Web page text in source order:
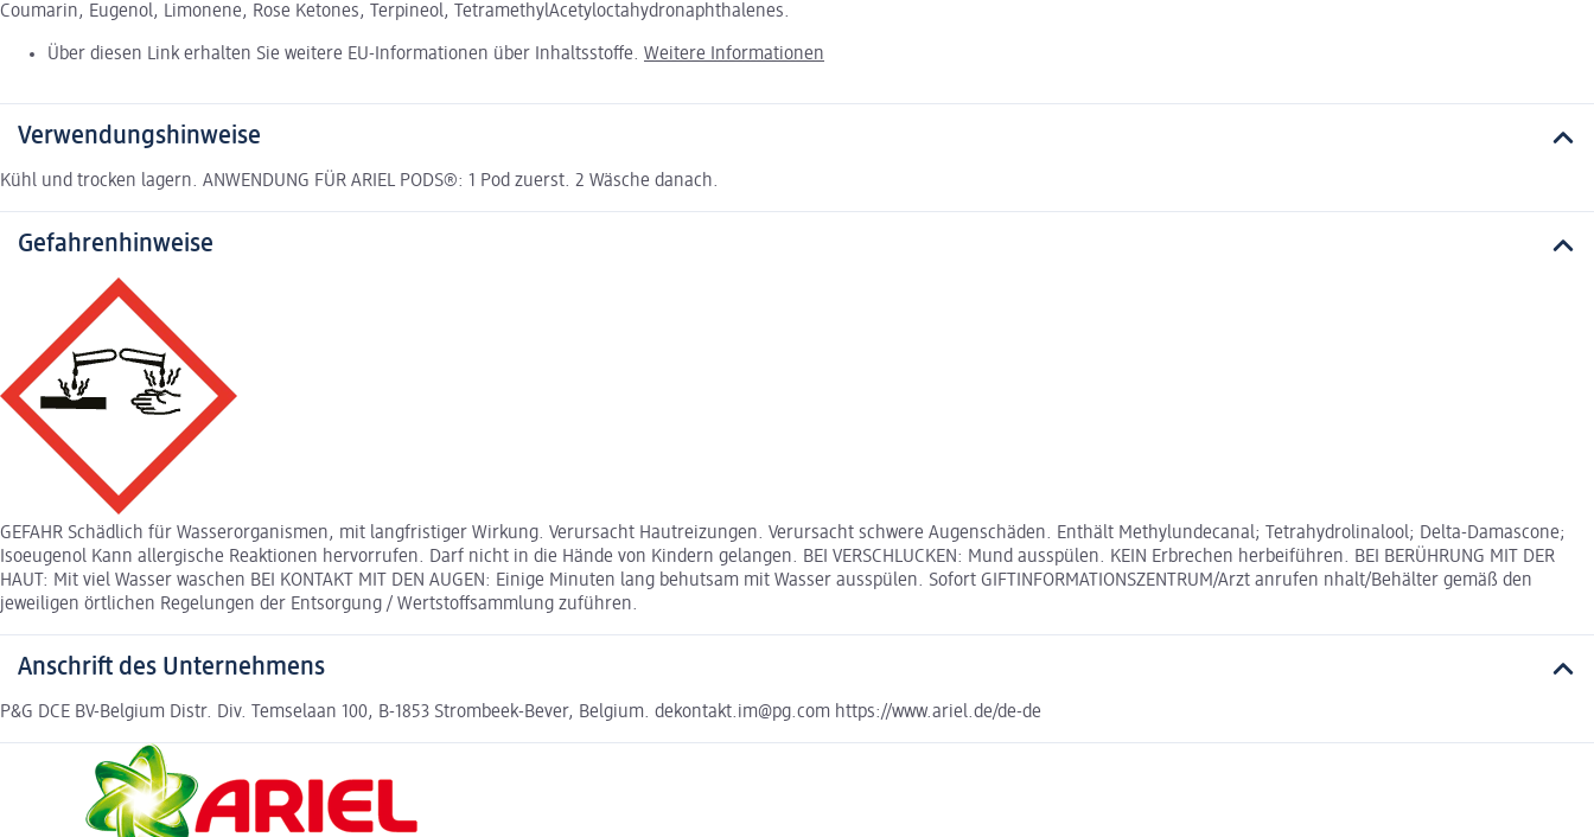
Coumarin, Eugenol, Limonene, Rose Ketones, Terpineol, TetramethylAcetyloctahydronaphthalenes.
Über diesen Link erhalten Sie weitere EU-Informationen über Inhaltsstoffe. Weitere Informationen
Verwendungshinweise
Kühl und trocken lagern. ANWENDUNG FÜR ARIEL PODS®: 1 Pod zuerst. 2 Wäsche danach.
Gefahrenhinweise
GEFAHR Schädlich für Wasserorganismen, mit langfristiger Wirkung. Verursacht Hautreizungen. Verursacht schwere Augenschäden. Enthält Methylundecanal; Tetrahydrolinalool; Delta-Damascone;
Isoeugenol Kann allergische Reaktionen hervorrufen. Darf nicht in die Hände von Kindern gelangen. BEI VERSCHLUCKEN: Mund ausspülen. KEIN Erbrechen herbeiführen. BEI BERÜHRUNG MIT DER
HAUT: Mit viel Wasser waschen BEI KONTAKT MIT DEN AUGEN: Einige Minuten lang behutsam mit Wasser ausspülen. Sofort GIFTINFORMATIONSZENTRUM/Arzt anrufen nhalt/Behälter gemäß den
jeweiligen örtlichen Regelungen der Entsorgung / Wertstoffsammlung zuführen.
Anschrift des Unternehmens
P&G DCE BV-Belgium Distr. Div. Temselaan 100, B-1853 Strombeek-Bever, Belgium. dekontakt.im@pg.com https://www.ariel.de/de-de